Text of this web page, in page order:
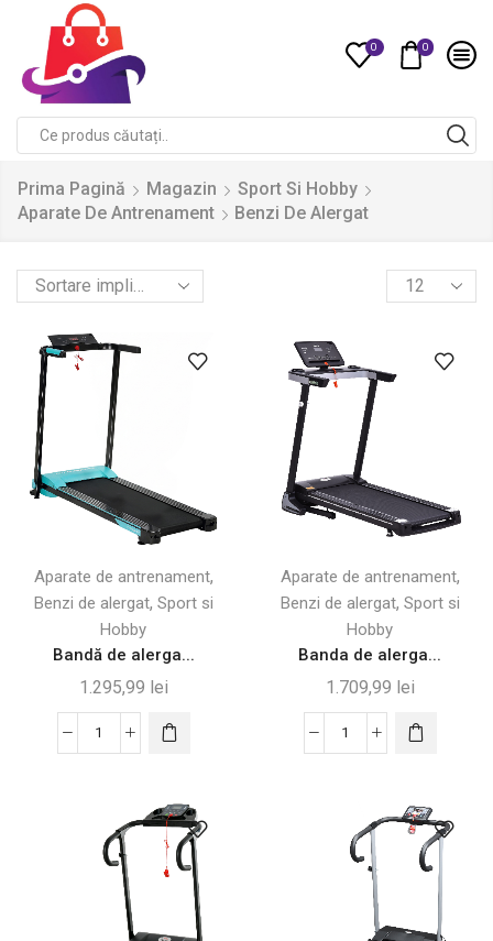
0 0
Prima Pagină Magazin
Sport Si Hobby
Aparate De Antrenament
Benzi De Alergat
Products
per
Aparate de antrenament,
Benzi de alergat, Sport si
Hobby
Bandă de alerga...
1.295,99 lei
Cantitate
alergare
pliabilă
control
gestual,
Aparate de antrenament,
Benzi de alergat, Sport si
Hobby
Banda de alerga...
1.709,99 lei
Cantitate
alergat
electrică
ecran
LCD,